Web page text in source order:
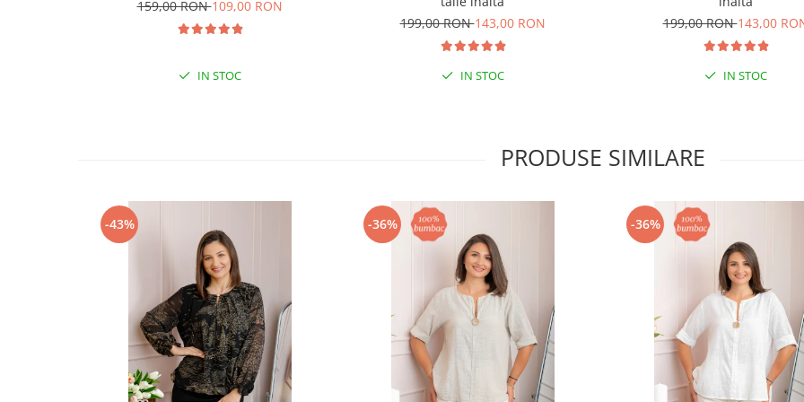
159,00 RON109,00 RON
IN STOC
199,00 RON143,00 RON
IN STOC
199,00 RON143,00
IN STOC
PRODUSE SIMILARE
-43% -36% -36%